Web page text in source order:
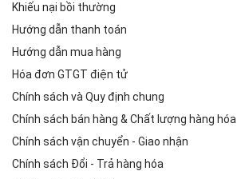
Khiếu nại bồi thường
Hướng dẫn thanh toán
Hướng dẫn mua hàng
Hóa đơn GTGT điện tử
Chính sách và Quy định chung
Chính sách bán hàng & Chất lượng hàng hóa
Chính sách vận chuyển - Giao nhận
Chính sách Đổi - Trả hàng hóa